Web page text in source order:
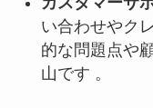
い合わせやク
的な問題点や
山です 。